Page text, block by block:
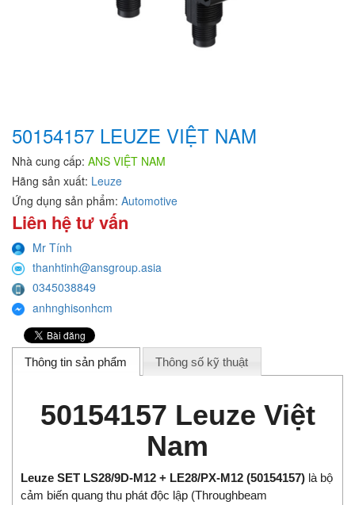
50154157 LEUZE VIỆT NAM
Nhà cung cấp: ANS VIỆT NAM
Hãng sản xuất: Leuze
Ứng dụng sản phẩm: Automotive
Liên hệ tư vấn
Mr Tính
thanhtinh@ansgroup.asia
0345038849
anhnghisonhcm
Thông tin sản phẩm Thông số kỹ thuật
50154157 Leuze Việt
Nam
Leuze SET LS28/9D-M12 + LE28/PX-M12 (50154157) là bộ
cảm biến quang thu phát độc lập (Throughbeam